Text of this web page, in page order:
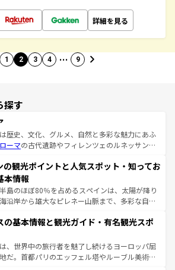
詳細を見る
1 2 3 4 … 9
探す
歴史、文化、グルメ、自然と多彩な魅力にあふ
ローマの古代遺跡やフィレンツェのルネッサンス
カーナの美しい田園風景やアマルフィ海岸の絶
然景観も見逃せない。観光の合間には、本場の
タなど、絶品のイタリア料理を堪能することも
目覚めてから夜眠るまで、すべての瞬間を楽し
のイタリア情報はコンテンツ一覧を参照してほ
の観光ポイントと人気スポット・知ってお
本情報
島のほぼ80％を占めるスペインは、太陽が降り
沿岸から雄大なピレネー山脈まで、多彩な自然
くこの国では、情熱的なフラメンコ、熱気あふ
そして美味しいタパスが生活の一部となってい
ドリードの洗練された雰囲気や、バルセロナの
れた街角から、地方では古代ローマ遺跡や中世
の基本情報と観光ガイド・有名観光スポ
、世界中の旅行者を魅了し続けるヨーロッパ屈
だ。首都パリのエッフェル塔やルーブル美術館